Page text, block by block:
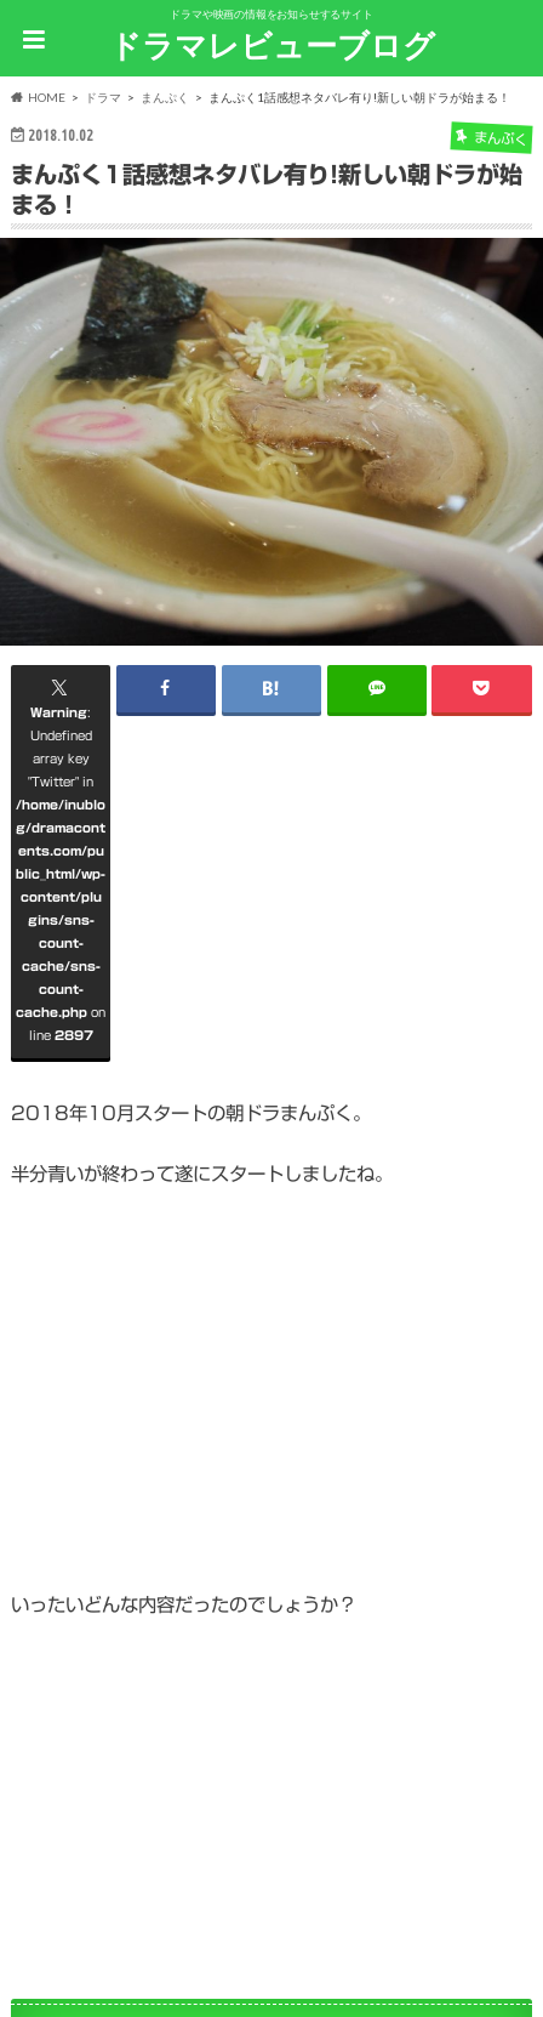
ドラマや映画の情報をお知らせするサイト
ドラマレビューブログ
HOME ドラマ まんぷく まんぷく1話感想ネタバレ有り!新しい朝ドラが始まる！
2018.10.02 まんぷく
まんぷく1話感想ネタバレ有り!新しい朝ドラが始
まる！
Warning:
Undefined
array key
"Twitter" in
/home/inublo
g/dramacont
ents.com/pu
blic_html/wp-
content/plu
gins/sns-
count-
cache/sns-
count-
cache.php on
line 2897
2018年10月スタートの朝ドラまんぷく。
半分青いが終わって遂にスタートしましたね。
いったいどんな内容だったのでしょうか？